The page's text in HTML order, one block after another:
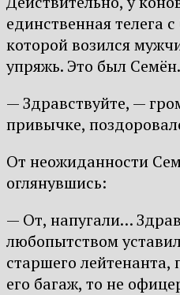
единственная телега
которой возился
упряжь. Это был Семён.
— Здравствуйте, —
привычке,
От неожиданности
оглянувшись:
— От, напугали…
любопытством
старшего лейтенанта,
его багаж, то не